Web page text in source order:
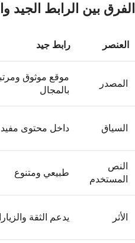
الفرق بين الرابط الجيد
العنصر رابط جيد
المصدر
موقع موثوق
بالمجال
السياق داخل محتوى مفيد
النص
المستخدم
طبيعي ومتنوع
الأثر يدعم الثقة